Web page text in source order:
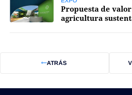
Propuesta de
agricultura
ATRÁS